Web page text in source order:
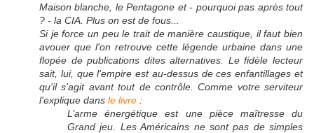
Maison blanche, le Pentagone et - pourquoi pas après tout
? - la CIA. Plus on est de fous...
Si je force un peu le trait de manière caustique, il faut bien
avouer que l'on retrouve cette légende urbaine dans une
flopée de publications dites alternatives. Le fidèle lecteur
sait, lui, que l'empire est au-dessus de ces enfantillages et
qu'il s'agit avant tout de contrôle. Comme votre serviteur
l'explique dans le livre :
L’arme énergétique est une pièce maîtresse du
Grand jeu. Les Américains ne sont pas de simples